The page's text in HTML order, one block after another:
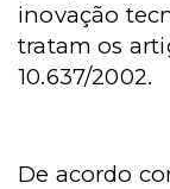
inovação
tratam os
10.637/2002.
De acordo